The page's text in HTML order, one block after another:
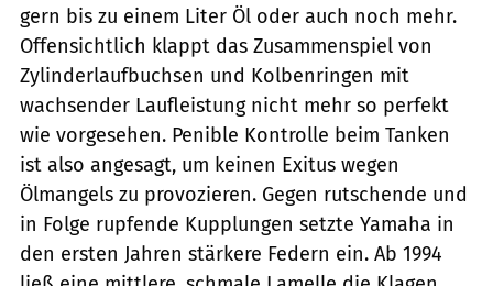
gern bis zu einem Liter Öl oder auch noch mehr.
Offensichtlich klappt das Zusammenspiel von
Zylinderlaufbuchsen und Kolbenringen mit
wachsender Laufleistung nicht mehr so perfekt
wie vorgesehen. Penible Kontrolle beim Tanken
ist also angesagt, um keinen Exitus wegen
Ölmangels zu provozieren. Gegen rutschende und
in Folge rupfende Kupplungen setzte Yamaha in
den ersten Jahren stärkere Federn ein. Ab 1994